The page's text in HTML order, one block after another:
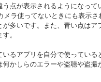
点が表示されるようになって
ラ使ってないときにも表示さ
多いです。また、青い点はア
。
るアプリを自分で使っている
かしらのエラーや盗聴や盗撮